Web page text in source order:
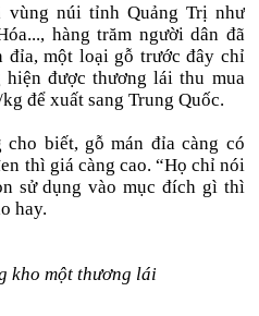
vùng núi tỉnh Quảng Trị như
hàng trăm người dân đã
đỉa, một loại gỗ trước đây chỉ
được thương lái thu mua
để xuất sang Trung Quốc.
biết, gỗ mán đỉa càng có
thì giá càng cao. “Họ chỉ nói
sử dụng vào mục đích gì thì
hay.
kho một thương lái